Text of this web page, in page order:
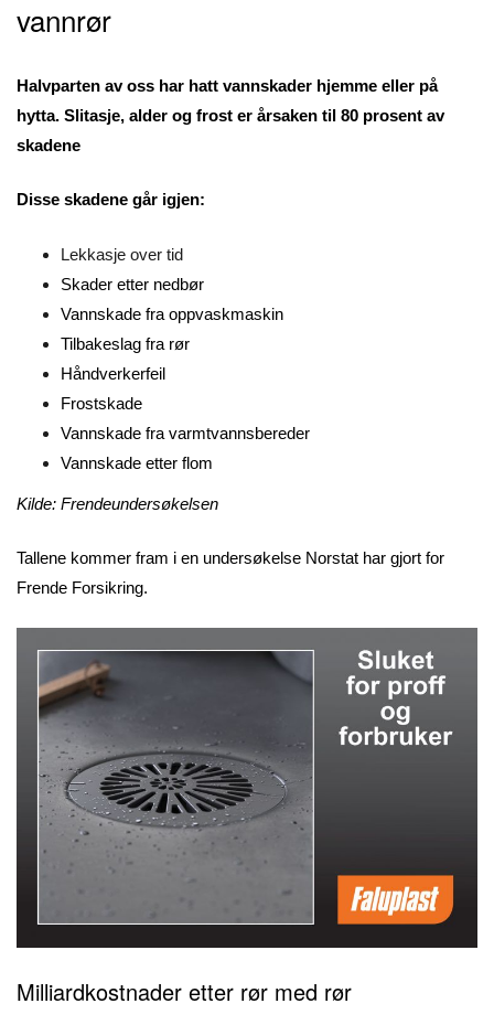
vannrør
Halvparten av oss har hatt vannskader hjemme eller på
hytta. Slitasje, alder og frost er årsaken til 80 prosent av
skadene
Disse skadene går igjen:
Lekkasje over tid
Skader etter nedbør
Vannskade fra oppvaskmaskin
Tilbakeslag fra rør
Håndverkerfeil
Frostskade
Vannskade fra varmtvannsbereder
Vannskade etter flom
Kilde: Frendeundersøkelsen
Tallene kommer fram i en undersøkelse Norstat har gjort for
Frende Forsikring.
Milliardkostnader etter rør med rør